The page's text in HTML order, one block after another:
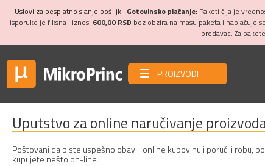
Uslovi za besplatno slanje pošiljki: Gotovinsko plaćanje: Paketi čija je
isporuke je fiksna i iznosi 600,00 RSD bez obzira na masu paketa i naplaćuje
prodavac. Za
PROIZVODI
Uputstvo za online naručivanje
Poštovani da biste uspešno obavili online kupovinu i poručili robu,
kupujete nešto on-line.